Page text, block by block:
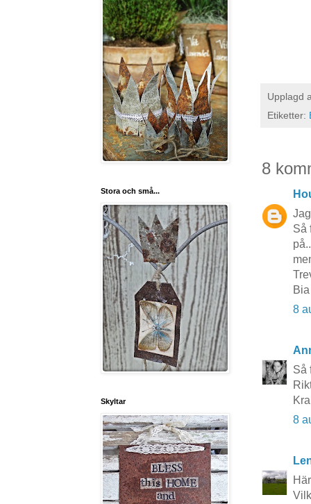
Upplagd
Etiketter:
8
Så
Bia
8
Så
8
Stora och små...
Skyltar